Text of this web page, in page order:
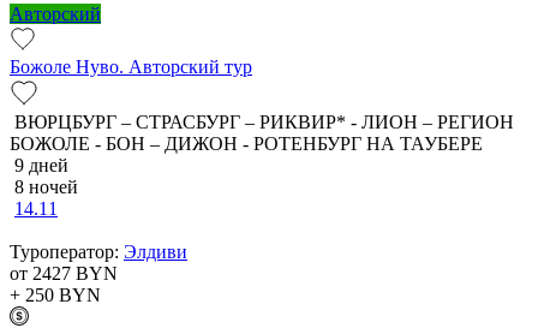
Авторский
Божоле Нуво. Авторский тур
ВЮРЦБУРГ – СТРАСБУРГ – РИКВИР* - ЛИОН – РЕГИОН
БОЖОЛЕ - БОН – ДИЖОН - РОТЕНБУРГ НА ТАУБЕРЕ
9 дней
8 ночей
14.11
Туроператор: Элдиви
от 2427 BYN
+ 250 BYN